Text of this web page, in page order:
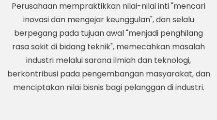
Perusahaan mempraktikkan nilai-nilai inti "mencari
inovasi dan mengejar keunggulan", dan selalu
berpegang pada tujuan awal "menjadi penghilang
rasa sakit di bidang teknik", memecahkan masalah
industri melalui sarana ilmiah dan teknologi,
berkontribusi pada pengembangan masyarakat, dan
menciptakan nilai bisnis bagi pelanggan di industri.